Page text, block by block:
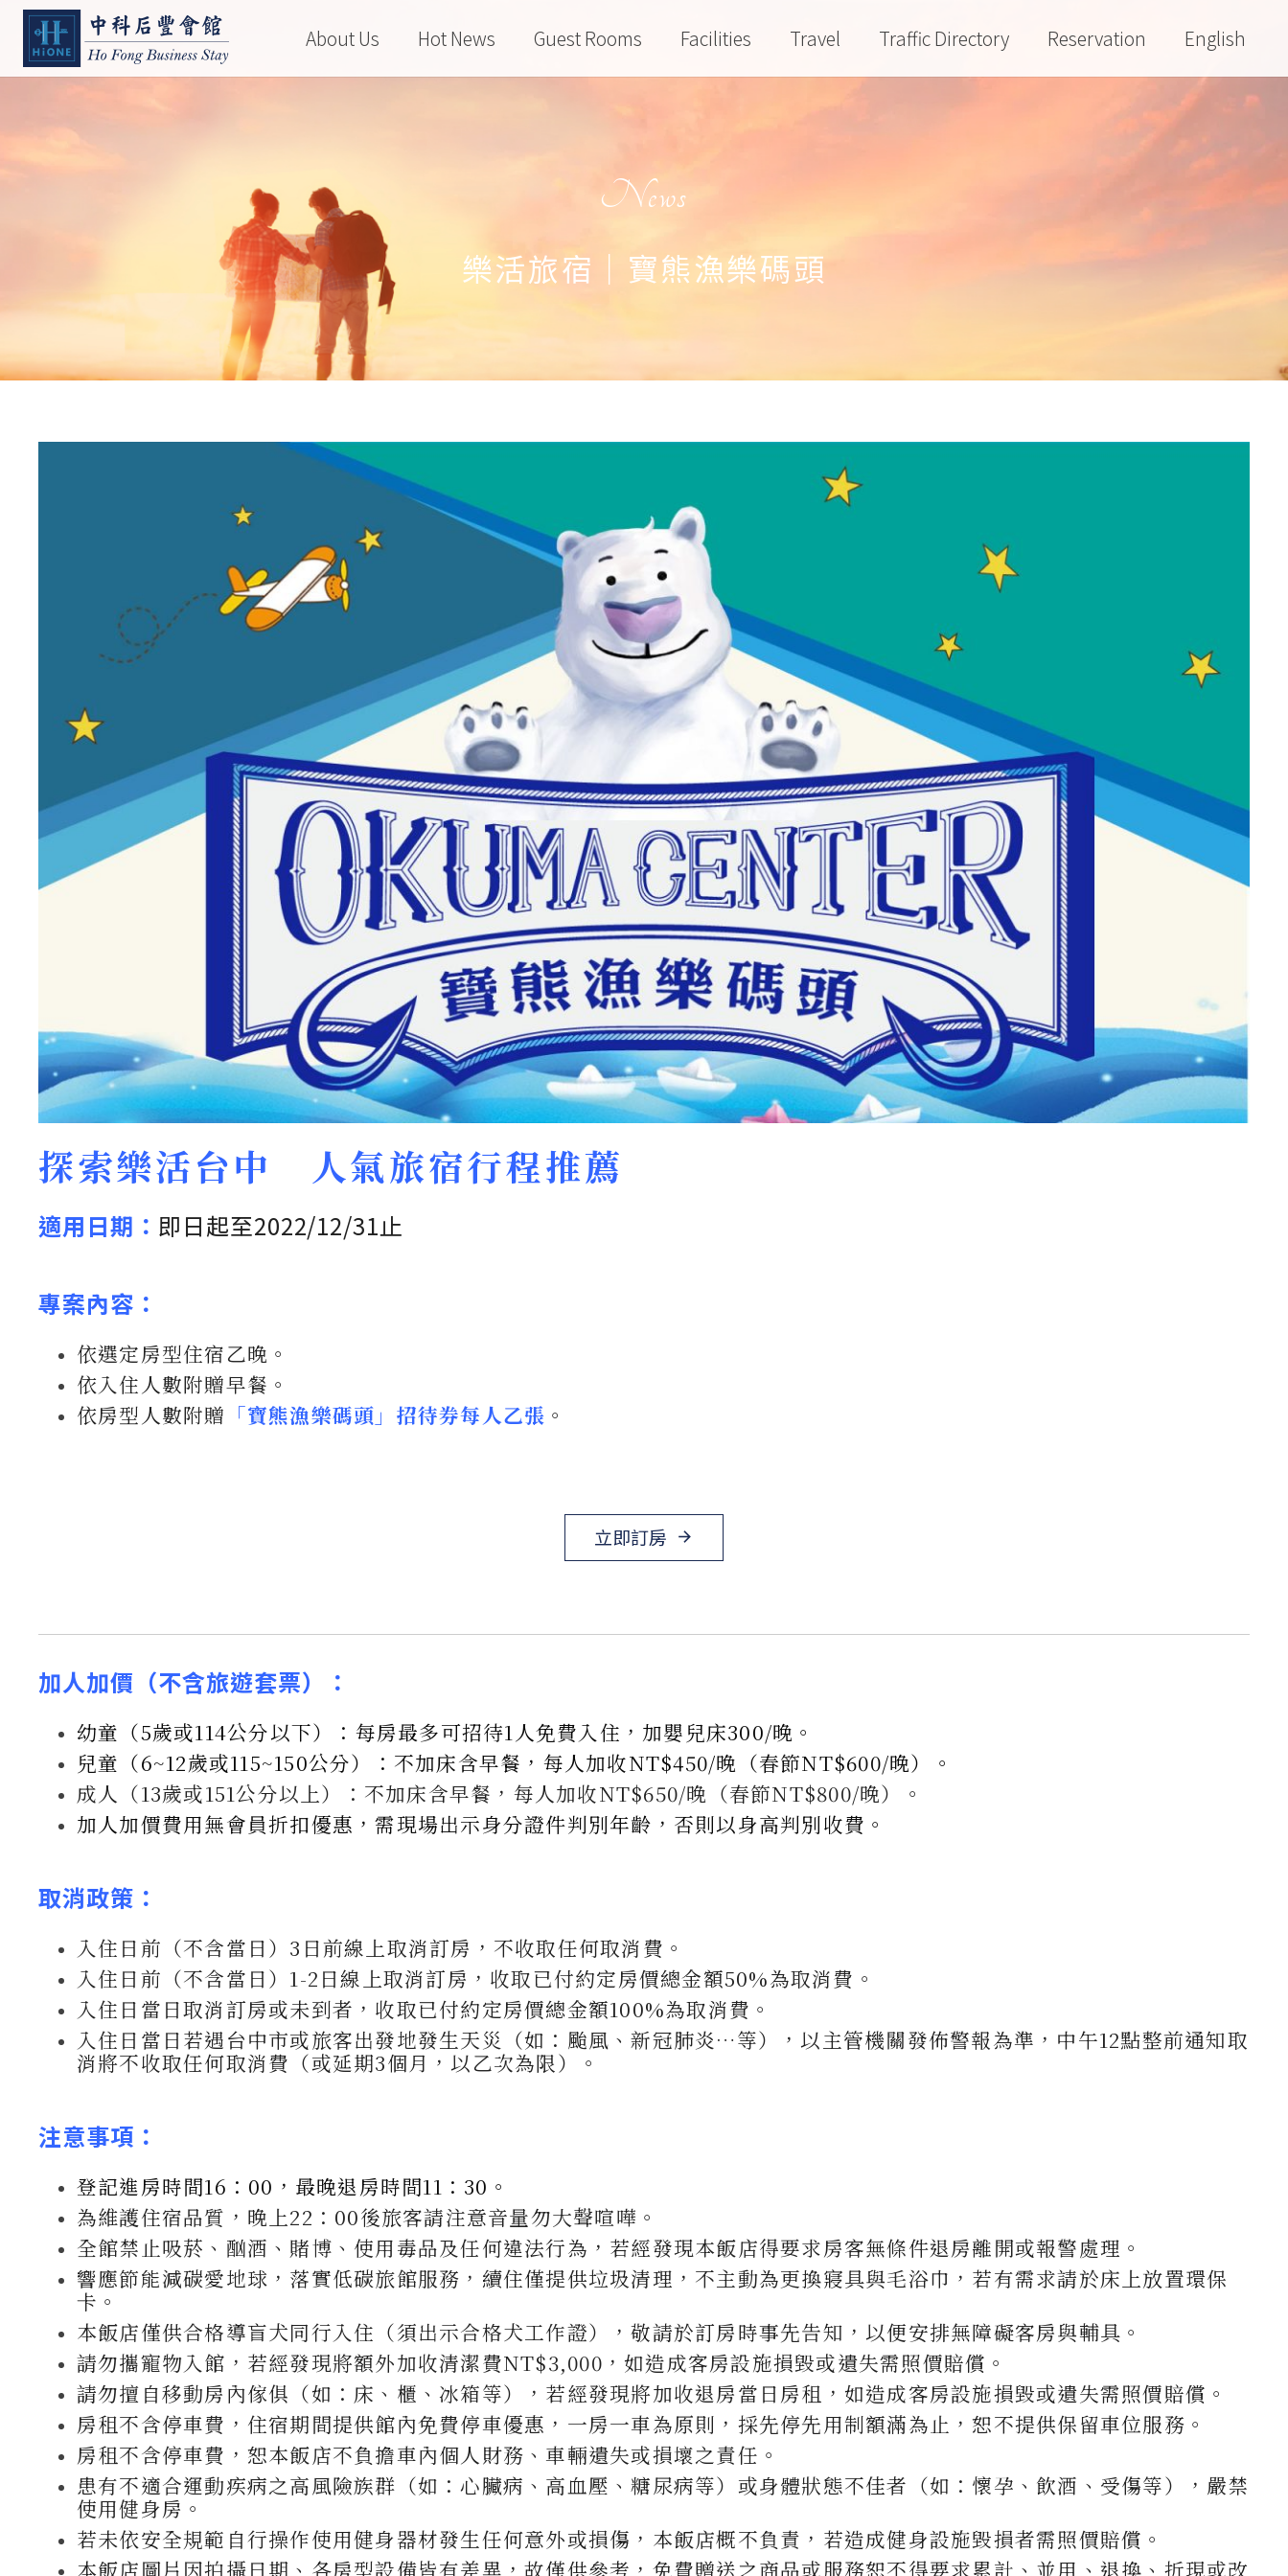
About Us Hot News Guest Rooms Facilities Travel Traffic Directory Reservation English
News
樂活旅宿｜寶熊漁樂碼頭
探索樂活台中 人氣旅宿行程推薦
適用日期： 即日起至2022/12/31止
專案內容：
依選定房型住宿乙晚。
依入住人數附贈早餐。
依房型人數附贈 「寶熊漁樂碼頭」招待券每人乙張 。
立即訂房 arrow_forward
加人加價（不含旅遊套票）：
幼童（5歲或114公分以下）：每房最多可招待1人免費入住，加嬰兒床300/晚。
兒童（6~12歲或115~150公分）：不加床含早餐，每人加收NT$450/晚（春節NT$600/晚）。
成人（13歲或151公分以上）：不加床含早餐，每人加收NT$650/晚（春節NT$800/晚）。
加人加價費用無會員折扣優惠，需現場出示身分證件判別年齡，否則以身高判別收費。
取消政策 ：
入住日前（不含當日）3日前線上取消訂房，不收取任何取消費。
入住日前（不含當日）1-2日線上取消訂房，收取已付約定房價總金額50%為取消費。
入住日當日取消訂房或未到者，收取已付約定房價總金額100%為取消費。
入住日當日若遇台中市或旅客出發地發生天災（如：颱風、新冠肺炎…等），以主管機關發佈警報為準，中午12點整前通知取
消將不收取任何取消費（或延期3個月，以乙次為限）。
注意事項：
登記進房時間16：00，最晚退房時間11：30。
為維護住宿品質，晚上22：00後旅客請注意音量勿大聲喧嘩。
全館禁止吸菸、酗酒、賭博、使用毒品及任何違法行為，若經發現本飯店得要求房客無條件退房離開或報警處理。
響應節能減碳愛地球，落實低碳旅館服務，續住僅提供垃圾清理，不主動為更換寢具與毛浴巾，若有需求請於床上放置環保
卡。
本飯店僅供合格導盲犬同行入住（須出示合格犬工作證），敬請於訂房時事先告知，以便安排無障礙客房與輔具。
請勿攜寵物入館，若經發現將額外加收清潔費NT$3,000，如造成客房設施損毀或遺失需照價賠償。
請勿擅自移動房內傢俱（如：床、櫃、冰箱等），若經發現將加收退房當日房租，如造成客房設施損毀或遺失需照價賠償。
房租不含停車費，住宿期間提供館內免費停車優惠，一房一車為原則，採先停先用制額滿為止，恕不提供保留車位服務。
房租不含停車費，恕本飯店不負擔車內個人財務、車輛遺失或損壞之責任。
患有不適合運動疾病之高風險族群（如：心臟病、高血壓、糖尿病等）或身體狀態不佳者（如：懷孕、飲酒、受傷等），嚴禁
使用健身房。
若未依安全規範自行操作使用健身器材發生任何意外或損傷，本飯店概不負責，若造成健身設施毀損者需照價賠償。
本飯店圖片因拍攝日期、各房型設備皆有差異，故僅供參考，免費贈送之商品或服務恕不得要求累計、並用、退換、折現或改